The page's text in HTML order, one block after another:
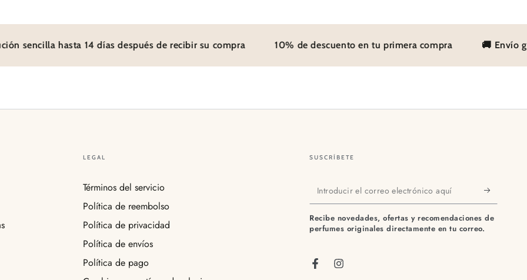
sencilla hasta 14 días después de recibir su compra 10% de descuento en tu primera compra 🚚 Envío
LEGAL
Términos del servicio
Política de reembolso
Política de privacidad
Política de envíos
Política de pago
SUSCRÍBETE
Introducir
el
correo
aquí
Recibe novedades, ofertas y recomendaciones de
perfumes originales directamente en tu correo.
FacebookInstagram